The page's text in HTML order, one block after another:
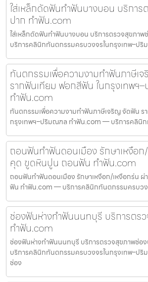
ใส่เหล็กดัดฟันทำฟันบางบอน บริการ
ปาก ทำฟัน.com
ใส่เหล็กดัดฟันทำฟันบางบอน บริการตรวจสุขภา
บริการคลินิกทันตกรรมครบวงจรในกรุงเทพ–ป
ทันตกรรมเพื่อความงามทำฟันภาษีเ
รากฟันเทียม ฟอกสีฟัน ในกรุงเทพฯ
ทำฟัน.com
ทันตกรรมเพื่อความงามทำฟันภาษีเจริญ จัดฟัน ร
กรุงเทพฯ–ปริมณฑล ทำฟัน.com — บริการคลินิ
ถอนฟันทำฟันดอนเมือง รักษาเหงือก
คุด ขูดหินปูน ถอนฟัน ทำฟัน.com
ถอนฟันทำฟันดอนเมือง รักษาเหงือก/เหงือกร่น
ฟัน ทำฟัน.com — บริการคลินิกทันตกรรมครบวง
ช่องฟันห่างทำฟันนนทบุรี บริการตร
ทำฟัน.com
ช่องฟันห่างทำฟันนนทบุรี บริการตรวจสุขภาพช่
บริการคลินิกทันตกรรมครบวงจรในกรุงเทพ–ป
ช่อง